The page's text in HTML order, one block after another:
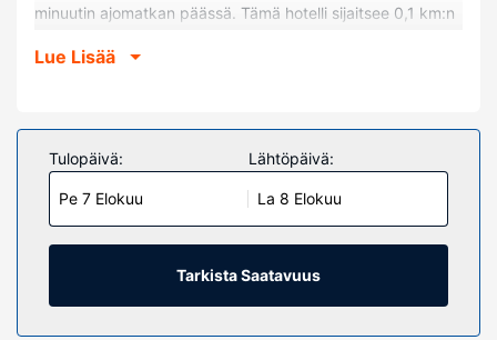
minuutin ajomatkan päässä. Tämä hotelli sijaitsee 0,1 km:n
päässä kohteesta Mount Battie.
Kaikkien 36 huoneen varusteluun kuuluu jääkaappi ja LED-
TVt. Mukavuuksiin kuuluu kaapelikanavat sekä ilmainen
langaton internetyhteys. Kylpyhuoneesta löytyy designer-
hygieniatuotteet ja hiustenkuivaaja. Huone siivotaan
päivittäin. Huoneissa on ilmainen pullovesi ja silitysrauta/-
lauta.
Kiinteistön miellyttävyys
Lue Lisää
Tulopäivä:
Pe 7 Elokuu
Lähtöpäivä:
La 8 Elokuu
Tarkista Saatavuus